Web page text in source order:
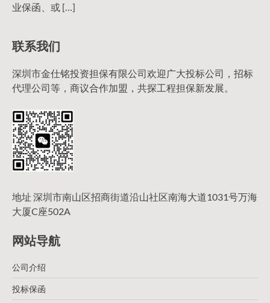
业保函、或 […]
联系我们
深圳市金仕铭投资担保有限公司欢迎广大投标公司，招标
代理公司等，商议合作加盟，共探工程担保新发展。
地址 深圳市南山区招商街道沿山社区南海大道1031号万海
大厦C座502A
网站导航
公司介绍
投标保函